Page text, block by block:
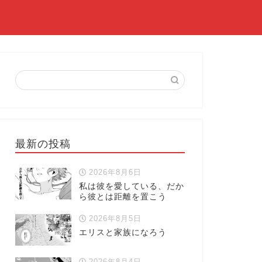
最新の投稿
2026年8月6日
私は彼を愛している、だか
ら彼とは距離を置こう
2026年8月5日
エリスと家族になろう